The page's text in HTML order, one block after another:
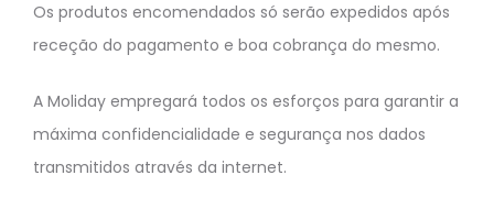
Os produtos encomendados só serão expedidos após
receção do pagamento e boa cobrança do mesmo.
A Moliday empregará todos os esforços para garantir a
máxima confidencialidade e segurança nos dados
transmitidos através da internet.